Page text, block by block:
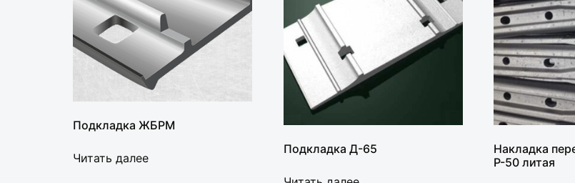
Подкладка ЖБРМ
Читать далее
Подкладка Д-65
Накладка
Р-50 литая